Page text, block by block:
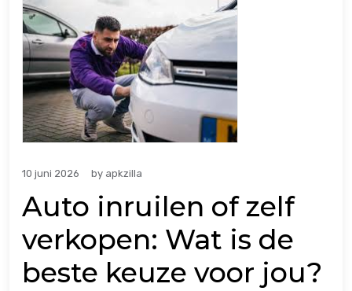
10 juni 2026 by apkzilla
Auto inruilen of zelf
verkopen: Wat is de
beste keuze voor jou?